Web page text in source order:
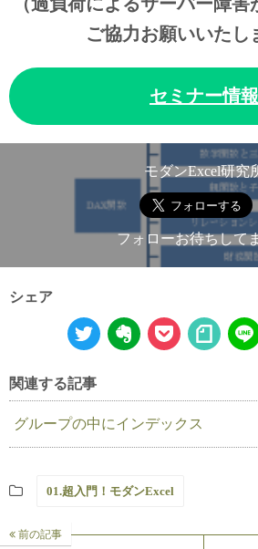
ご協力お願いいたし
セミナー情報
モダンExcel研究
フォローお待ちして
シェア
関連する記事
グループの中にインデックス
01.超入門！モダンExcel
前の記事